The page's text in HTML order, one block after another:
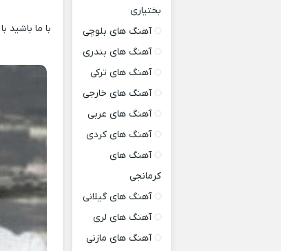
بختیاری
آهنگ های بلوچی
آهنگ های بندری
آهنگ های ترکی
آهنگ های خارجی
آهنگ های عربی
آهنگ های کردی
آهنگ های
کرمانجی
آهنگ های گیلانی
آهنگ های لری
آهنگ های مازنی